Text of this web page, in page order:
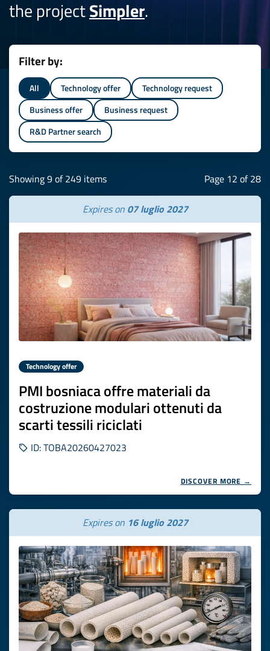
the projectSimpler.
Filter by:
All Technology offer
Technology request
Business offer
Business request
R&D Partner search
Showing 9 of 249 items Page 12 of 28
Expires on 07 luglio 2027
Technology offer
PMI bosniaca offre materiali da
costruzione modulari ottenuti da
scarti tessili riciclati
ID: TOBA20260427023
DISCOVER MORE →
Expires on 16 luglio 2027